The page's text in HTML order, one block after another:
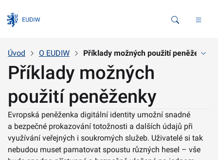
Vyhledávání
Úvod O EUDIW Příklady možných použití peněženky
Příklady možných
použití peněženky
Evropská peněženka digitální identity umožní snadné
a bezpečné prokazování totožnosti a dalších údajů při
využívání veřejných i soukromých služeb. Uživatelé si tak
nebudou muset pamatovat spoustu různých hesel – vše